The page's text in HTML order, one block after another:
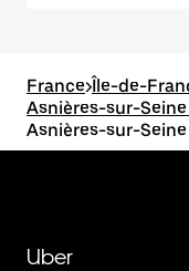
France>Île-de-
Asnières-sur-
Asnières-sur-
Uber